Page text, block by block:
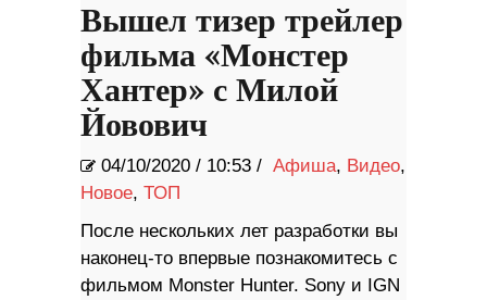
Вышел тизер трейлер
фильма «Монстер
Хантер» с Милой
Йовович
04/10/2020 / 10:53 / Афиша, Видео,
Новое, ТОП
После нескольких лет разработки вы
наконец-то впервые познакомитесь с
фильмом Monster Hunter. Sony и IGN